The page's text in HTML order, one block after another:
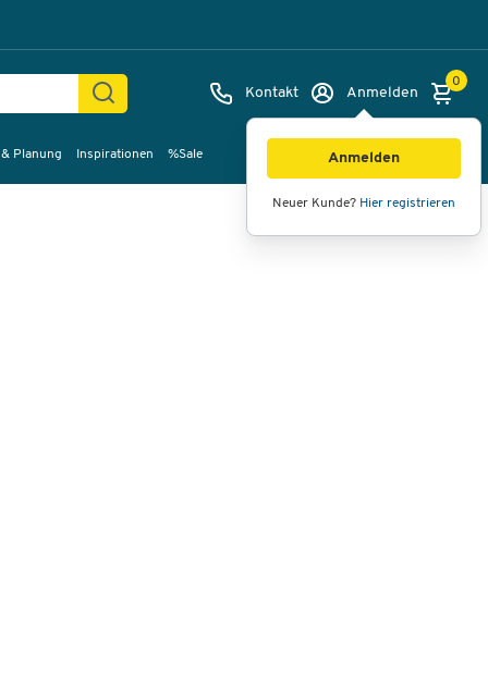
Kontakt Anmelden
Anmelden
Neuer Kunde? Hier registrieren
0
Planung Inspirationen %Sale
Bilder Videos 360°-Ansicht